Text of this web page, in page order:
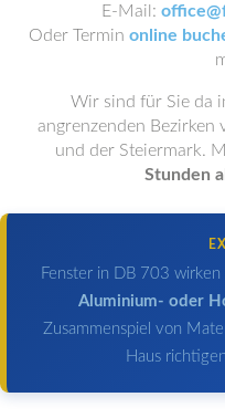
E-Mail:
Oder Termin online
Wir sind für Sie da
angrenzenden Bezirken
und der Steiermark.
Stunden
Fenster in DB 703
Aluminium- oder
Zusammenspiel von
Haus